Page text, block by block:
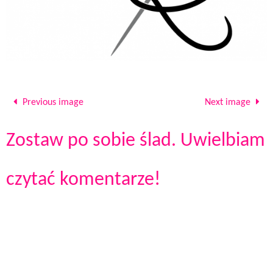
Previous image Next image
Zostaw po sobie ślad. Uwielbiam
czytać komentarze!